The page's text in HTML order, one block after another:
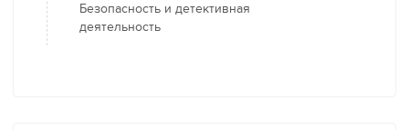
Безопасность и детективная
деятельность